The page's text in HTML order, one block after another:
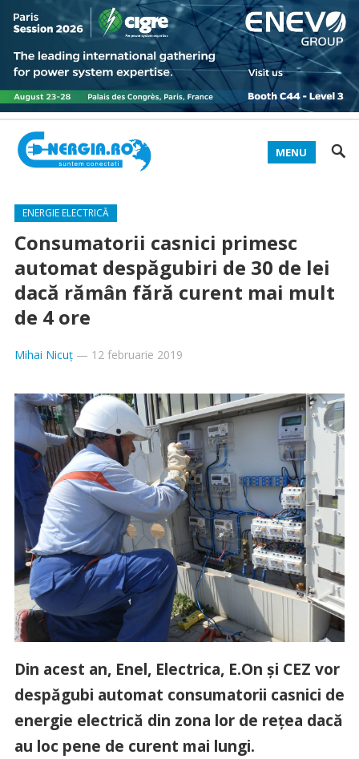
MENU
ENERGIE ELECTRICĂ
Consumatorii casnici primesc
automat despăgubiri de 30 de lei
dacă rămân fără curent mai mult
de 4 ore
Mihai Nicuț— 12 februarie 2019
Din acest an, Enel, Electrica, E.On şi CEZ vor
despăgubi automat consumatorii casnici de
energie electrică din zona lor de reţea dacă
au loc pene de curent mai lungi.